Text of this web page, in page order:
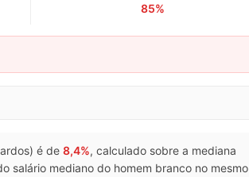
85%
é de 8,4%, calculado sobre a mediana
salário mediano do homem branco no mesmo